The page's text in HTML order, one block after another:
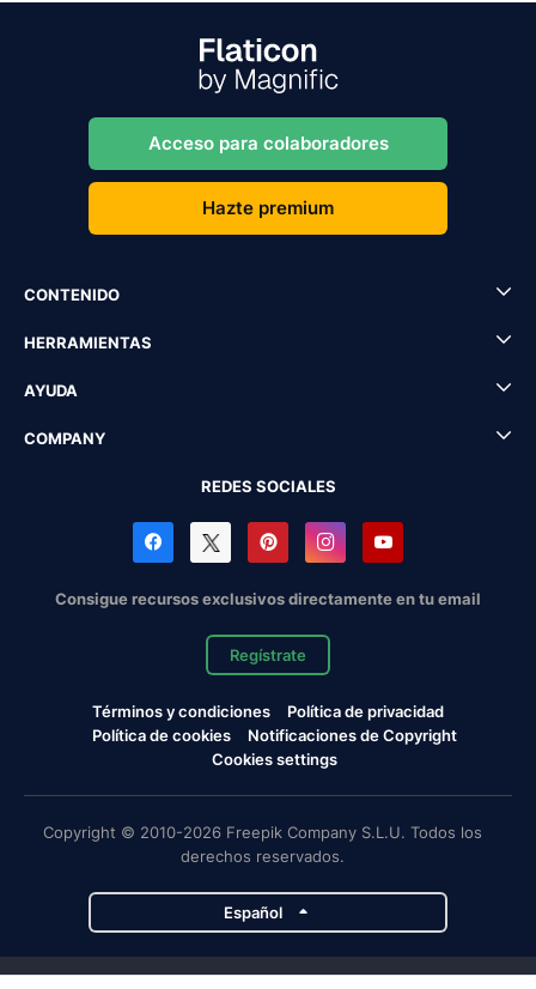
Acceso para colaboradores
Hazte premium
CONTENIDO
HERRAMIENTAS
AYUDA
COMPANY
REDES SOCIALES
Consigue recursos exclusivos directamente en tu email
Regístrate
Términos y condiciones
Política de privacidad
Política de cookies
Notificaciones de Copyright
Cookies settings
Copyright © 2010-2026 Freepik Company S.L.U. Todos los
derechos reservados.
Español